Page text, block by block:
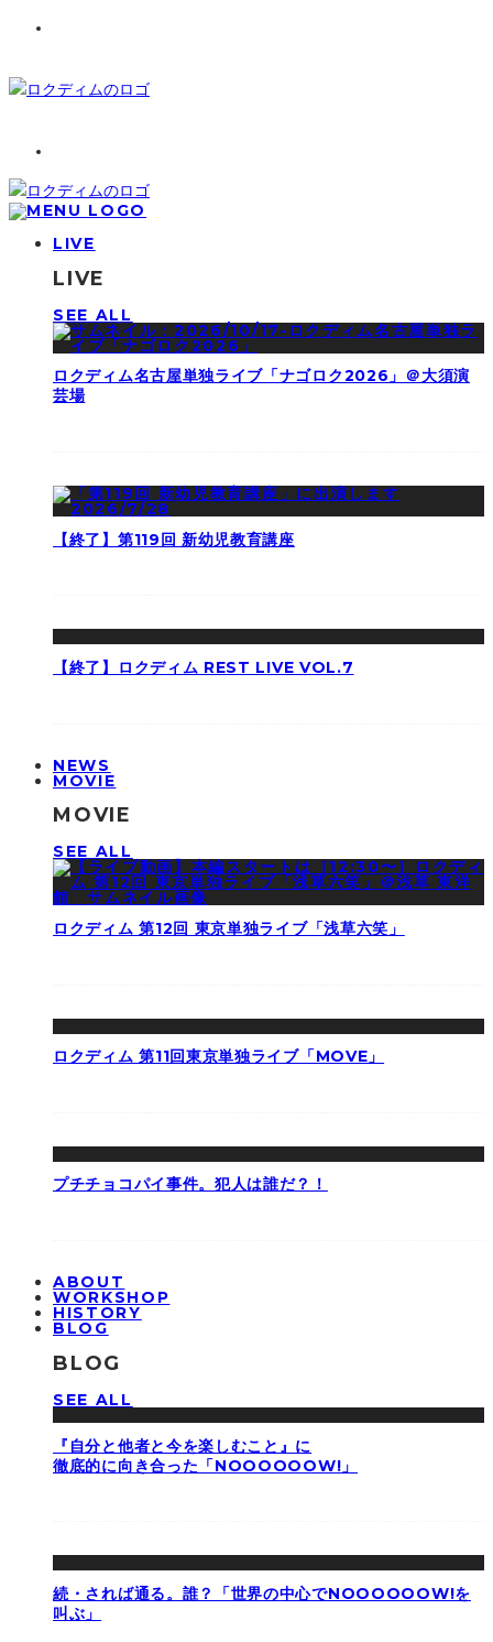
LIVE
LIVE
SEE ALL
ロクディム名古屋単独ライブ「ナゴロク2026」＠大須演
芸場
【終了】第119回 新幼児教育講座
【終了】ロクディム REST LIVE VOL.7
NEWS
MOVIE
MOVIE
SEE ALL
ロクディム 第12回 東京単独ライブ「浅草六笑」
ロクディム 第11回東京単独ライブ「MOVE」
プチチョコパイ事件。犯人は誰だ？！
ABOUT
WORKSHOP
HISTORY
BLOG
BLOG
SEE ALL
『自分と他者と今を楽しむこと』に
徹底的に向き合った「NOOOOOOW!」
続・されば通る。誰？「世界の中心でNOOOOOOW!を
叫ぶ」